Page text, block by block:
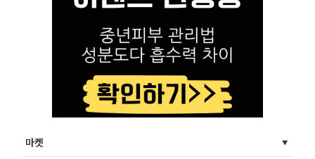
마켓